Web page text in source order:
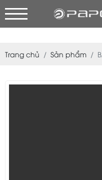
Trang chủ Sản phẩm